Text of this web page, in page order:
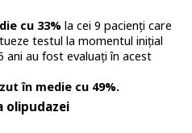
cu 33%la cei 9 pacienți care
testul la momentul inițial
ani au fost evaluați în acest
în medie cu 49%.
olipudazei